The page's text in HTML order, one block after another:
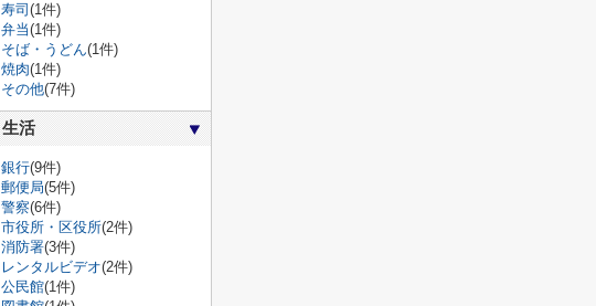
寿司 (1件)
弁当(1件)
そば・うどん(1件)
焼肉(1件)
その他(7件)
生活
銀行(9件)
郵便局(5件)
警察(6件)
市役所・区役所(2件)
消防署(3件)
レンタルビデオ(2件)
公民館(1件)